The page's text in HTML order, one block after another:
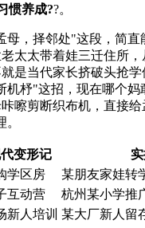
惯养成??。
母，择邻处"这段，简直
太太带着娃三迁住所，
是当代家长挤破头抢
机杼"这招，现在哪个妈
嚓剪断织布机，直接
变形记
学区房
某朋友家娃转
互动营
杭州某小学推
新人培训 某大厂新人留